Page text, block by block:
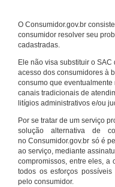
O Consumidor.gov.br
consumidor resolver seu
cadastradas.
Ele não visa substituir o
acesso dos consumidores à
consumo que
canais tradicionais de
litígios administrativos e/ou
Por se tratar de um serviço
solução alternativa de
no Consumidor.gov.br só é
ao serviço, mediante
compromissos, entre eles, a
todos os esforços
pelo consumidor.